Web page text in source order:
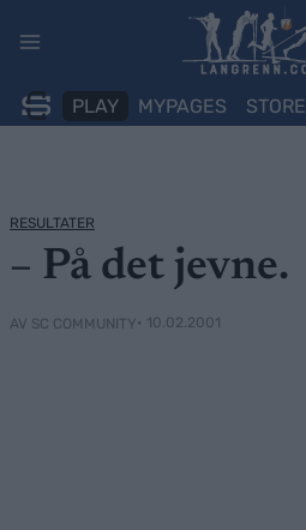
PLAY MYPAGES STORE
RESULTATER
– På det jevne.
AV SC COMMUNITY• 10.02.2001